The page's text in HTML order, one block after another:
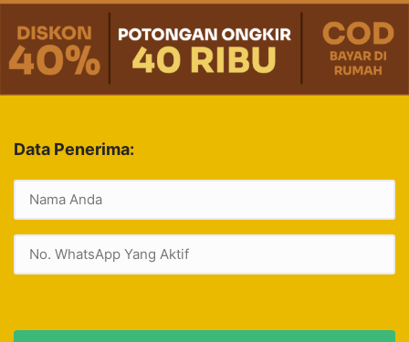
Data Penerima: